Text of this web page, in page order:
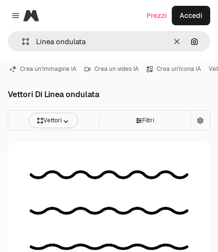
Close menu
Magnific
CancellaCerca
Prezzi Accedi
Crea un'immagine IA Crea un video IA Crea un'icona IA
Vettori Di Linea ondulata
Vettori Filtri